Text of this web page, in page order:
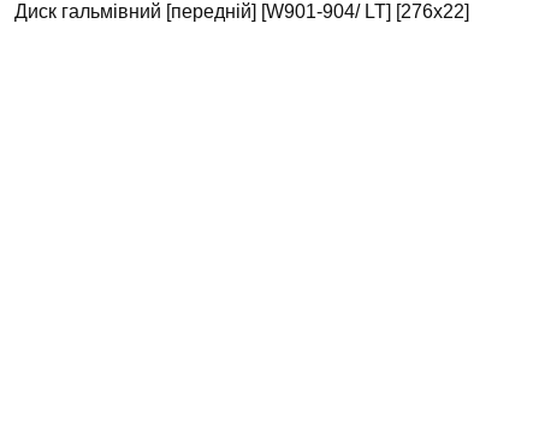
Диск гальмівний [передній] [W901-904/ LT] [276х22]